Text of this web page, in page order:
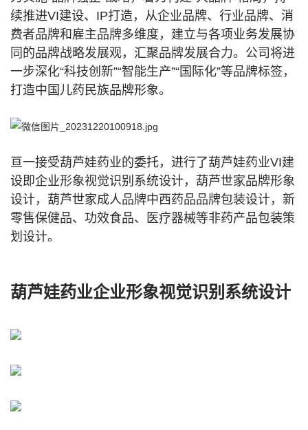
续推进VI建设、IP打造，从企业品牌、行业品牌、消
费者品牌和雇主品牌多维度，建立与各项业务发展协
同的品牌战略发展观，汇聚品牌发展合力。公司将进
一步深化“科技创新”“智能生产”“国际化”等品牌标签，
打造中国儿药民族品牌形象。
亘一接受葫芦娃药业的委托，进行了葫芦娃药业VI建
设即企业形象视觉识别系统设计，葫芦世家品牌形象
设计，葫芦世家成人品牌中西药品品牌包装设计，新
零售保健品、功效食品、医疗器械等非药产品包装策
划设计。
葫芦娃药业企业形象视觉识别系统设计